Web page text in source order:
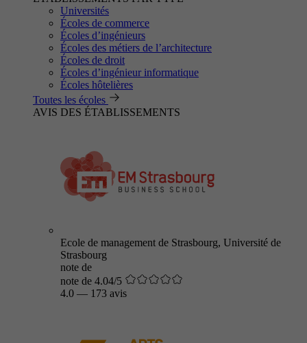
Universités
Écoles de commerce
Écoles d’ingénieurs
Écoles des métiers de l’architecture
Écoles de droit
Écoles d’ingénieur informatique
Écoles hôtelières
Toutes les écoles
AVIS DES ÉTABLISSEMENTS
Ecole de management de Strasbourg, Université de
Strasbourg
note de
note de 4.04/5
4.0 — 173 avis